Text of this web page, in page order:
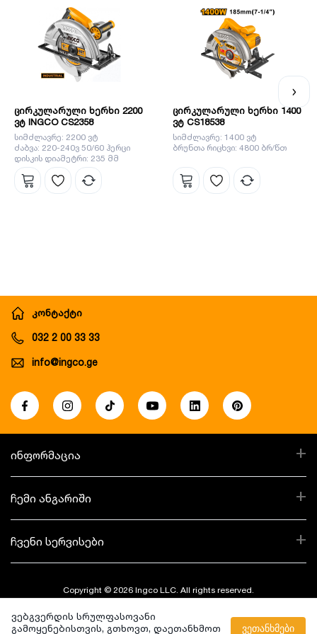
ეფექტიანად ასრულებს ნებისმიერ სამუშაოს. ინგკოს
გუნდს მიაჩნია, რომ ყველაზე მნიშვნელოვანია დეტალები,
სწორედ ეს დეტალები ეხმარება ბრენდს გახდეს ლიდერი
ბაზარზე.
ცირკულარული ხერხი 2200
ვტ INGCO CS2358
სიმძლავრე: 2200 ვტ
ძაბვა: 220-240ვ 50/60 ჰერცი
დისკის დიამეტრი: 235 მმ
ცირკულარული ხერხი 1400
ვტ CS18538
სიმძლავრე: 1400 ვტ
ბრუნთა რიცხვი: 4800 ბრ/წთ
კონტაქტი
032 2 00 33 33
info@ingco.ge
+
ინფორმაცია
+
ჩემი ანგარიში
+
ჩვენი სერვისები
Copyright © 2026 Ingco LLC. All rights reserved.
Created By:
ვებგვერდის სრულფასოვანი
გამოყენებისთვის, გთხოვთ, დაეთანხმოთ
ვეთანხმები